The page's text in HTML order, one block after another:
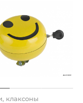
клаксоны